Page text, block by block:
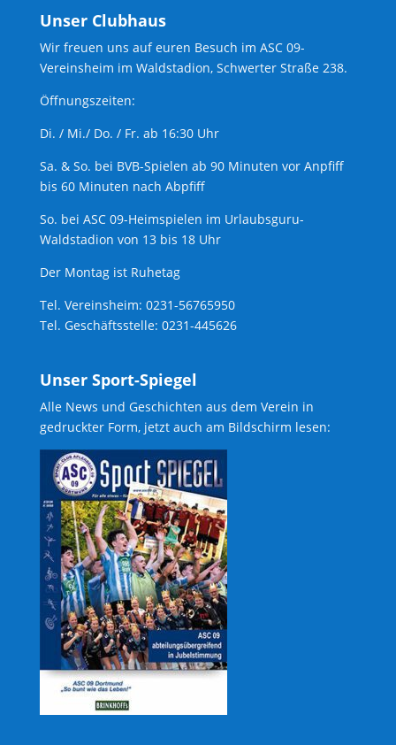
Unser Clubhaus
Wir freuen uns auf euren Besuch im ASC 09-
Vereinsheim im Waldstadion, Schwerter Straße 238.
Öffnungszeiten:
Di. / Mi./ Do. / Fr. ab 16:30 Uhr
Sa. & So. bei BVB-Spielen ab 90 Minuten vor Anpfiff
bis 60 Minuten nach Abpfiff
So. bei ASC 09-Heimspielen im Urlaubsguru-
Waldstadion von 13 bis 18 Uhr
Der Montag ist Ruhetag
Tel. Vereinsheim: 0231-56765950
Tel. Geschäftsstelle: 0231-445626
Unser Sport-Spiegel
Alle News und Geschichten aus dem Verein in
gedruckter Form, jetzt auch am Bildschirm lesen: